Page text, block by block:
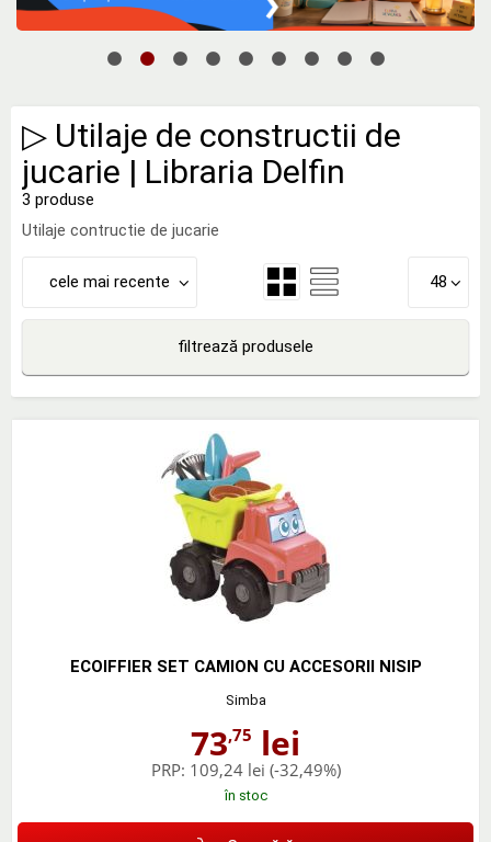
▷ Utilaje de constructii de
jucarie | Libraria Delfin
3 produse
Utilaje contructie de jucarie
cele mai recente 48
filtrează produsele
ECOIFFIER SET CAMION CU ACCESORII NISIP
Simba
73,75 lei
PRP: 109,24 lei (-32,49%)
în stoc